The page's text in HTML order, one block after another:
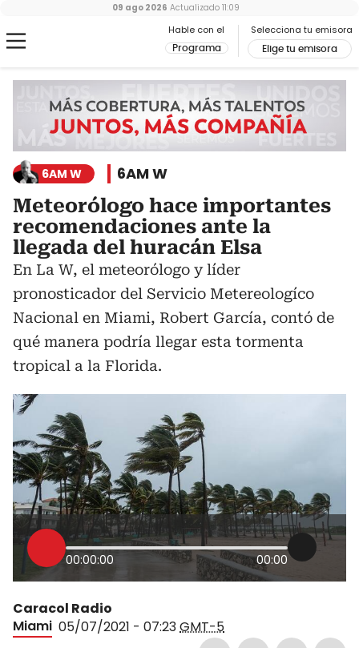
Hable con el
Programa
Selecciona tu emisora
Elige tu emisora
09 ago 2026 Actualizado 11:09
6AM W 6AM W
Meteorólogo hace importantes
recomendaciones ante la
llegada del huracán Elsa
En La W, el meteorólogo y líder
pronosticador del Servicio Metereologíco
Nacional en Miami, Robert García, contó de
qué manera podría llegar esta tormenta
tropical a la Florida.
00:00:00 00:00
Caracol Radio
Miami 05/07/2021 - 07:23GMT-5